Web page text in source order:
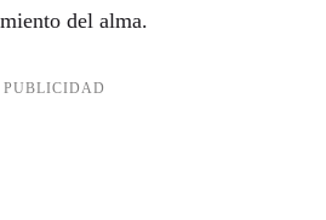
del alma.